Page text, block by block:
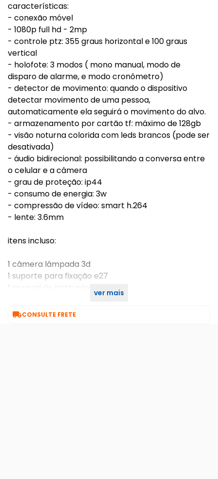
características:
- conexão móvel
- 1080p full hd - 2mp
- controle ptz: 355 graus horizontal e 100 graus
vertical
- holofote: 3 modos ( mono manual, modo de
disparo de alarme, e modo cronômetro)
- detector de movimento: quando o dispositivo
detectar movimento de uma pessoa,
automaticamente ela seguirá o movimento do alvo.
- armazenamento por cartão tf: máximo de 128gb
- visão noturna colorida com leds brancos (pode ser
desativada)
- áudio bidirecional: possibilitando a conversa entre
o celular e a câmera
- grau de proteção: ip44
- consumo de energia: 3w
- compressão de vídeo: smart h.264
- lente: 3.6mm
itens incluso:
1 câmera lâmpada 3d
1 suporte para fixação e27
1 manual de instruções ver mais
CONSULTE FRETE